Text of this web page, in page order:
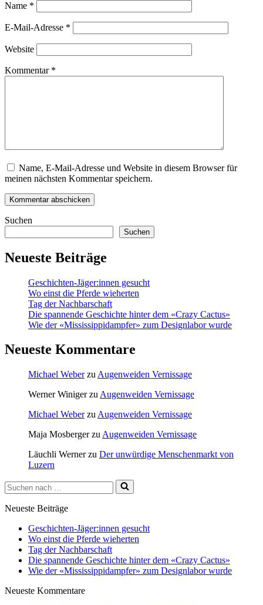
Name *
E-Mail-Adresse *
Website
Kommentar *
Name, E-Mail-Adresse und Website in diesem Browser für
meinen nächsten Kommentar speichern.
Suchen
Suchen
Neueste Beiträge
Geschichten-Jäger:innen gesucht
Wo einst die Pferde wieherten
Tag der Nachbarschaft
Die spannende Geschichte hinter dem «Crazy Cactus»
Wie der «Mississippidampfer» zum Designlabor wurde
Neueste Kommentare
Michael Weberzu Augenweiden Vernissage
Werner Winigerzu Augenweiden Vernissage
Michael Weberzu Augenweiden Vernissage
Maja Mosbergerzu Augenweiden Vernissage
Läuchli Wernerzu Der unwürdige Menschenmarkt von
Luzern
Suchen
nach …
Neueste Beiträge
Geschichten-Jäger:innen gesucht
Wo einst die Pferde wieherten
Tag der Nachbarschaft
Die spannende Geschichte hinter dem «Crazy Cactus»
Wie der «Mississippidampfer» zum Designlabor wurde
Neueste Kommentare